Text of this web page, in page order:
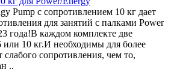
Pump с сопротивлением 10 кг дает
для занятий с палками Power
года!В каждом комплекте две
10 кг.И необходимы для более
сопротивления, чем то,
..